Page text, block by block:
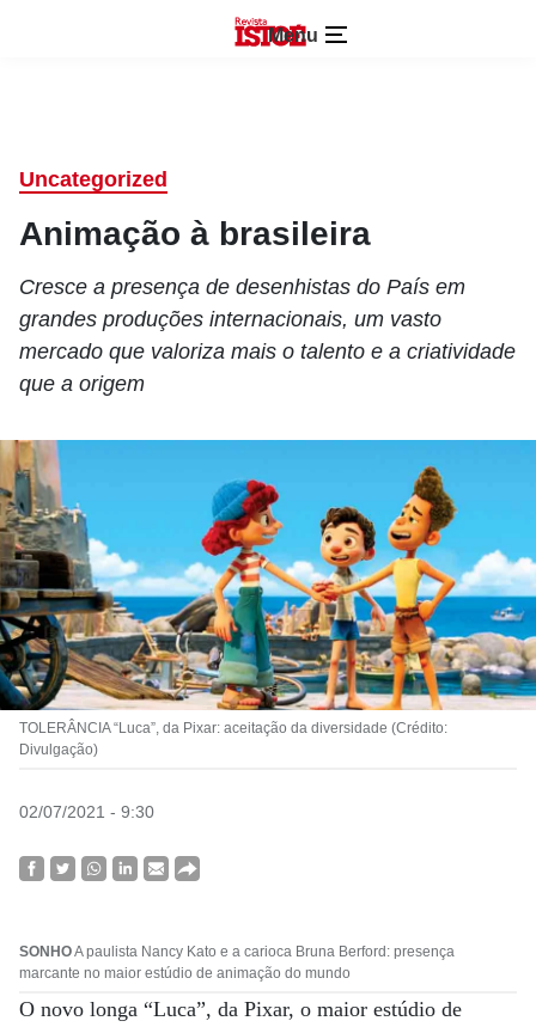
Menu
Uncategorized
Animação à brasileira
Cresce a presença de desenhistas do País em
grandes produções internacionais, um vasto
mercado que valoriza mais o talento e a criatividade
que a origem
TOLERÂNCIA “Luca”, da Pixar: aceitação da diversidade (Crédito:
Divulgação)
02/07/2021 - 9:30
SONHOA paulista Nancy Kato e a carioca Bruna Berford: presença
marcante no maior estúdio de animação do mundo
O novo longa “Luca”, da Pixar, o maior estúdio de